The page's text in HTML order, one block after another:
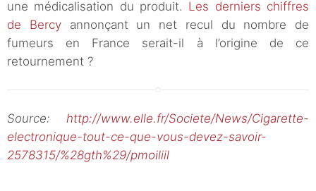
une médicalisation du produit. Les derniers chiffres
de Bercyannonçant un net recul du nombre de
fumeurs en France serait-il à l’origine de ce
retournement ?
Source: http://www.elle.fr/Societe/News/Cigarette-
electronique-tout-ce-que-vous-devez-savoir-
2578315/%28gth%29/pmoiliil